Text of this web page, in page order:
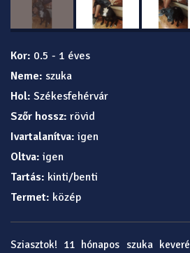
Kor: 0.5 - 1 éves
Neme: szuka
Hol: Székesfehérvár
Szőr hossz: rövid
Ivartalanítva: igen
Oltva: igen
Tartás: kinti/benti
Termet: közép
Sziasztok! 11 hónapos szuka